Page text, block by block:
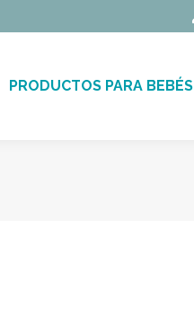
PRODUCTOS PARA BEBÉS